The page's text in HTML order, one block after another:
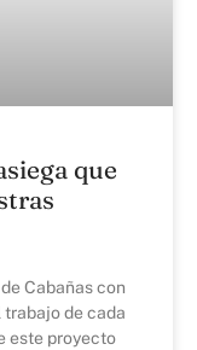
que
Cabañas con
trabajo de cada
este proyecto